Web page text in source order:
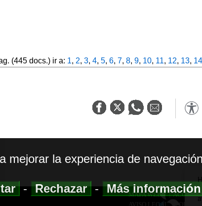
(445 docs.) ir a: 1, 2, 3, 4, 5, 6, 7, 8, 9, 10, 11, 12, 13, 14
MAPA WEB|
AVISO LEGAL|
mejorar la experiencia de
-Rechazar-Más